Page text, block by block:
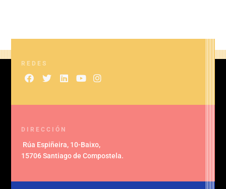
REDES
DIRECCIÓN
Rúa Espiñeira, 10-Baixo,
15706 Santiago de Compostela.